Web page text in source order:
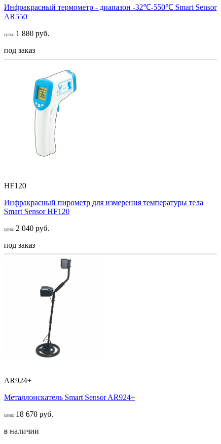
Инфракрасный термометр - диапазон -32℃-550℃ Smart Sensor
AR550
цена: 1 880 руб.
под заказ
HF120
Инфракрасный пирометр для измерения температуры тела
Smart Sensor НF120
цена: 2 040 руб.
под заказ
AR924+
Металлоискатель Smart Sensor AR924+
цена: 18 670 руб.
в наличии